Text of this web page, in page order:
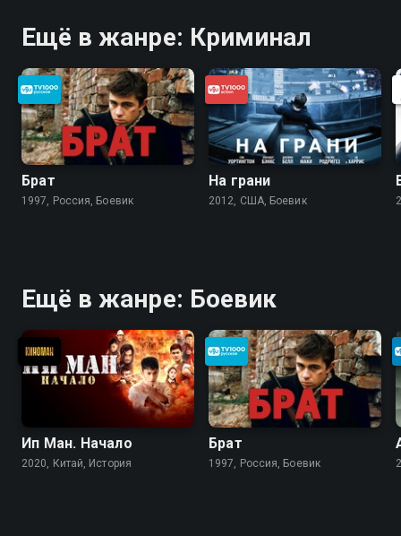
Ещё в жанре: Криминал
Брат
1997, Россия, Боевик
На грани
2012, США, Боевик
Ещё в жанре: Боевик
Ип Ман. Начало
2020, Китай, История
Брат
1997, Россия, Боевик